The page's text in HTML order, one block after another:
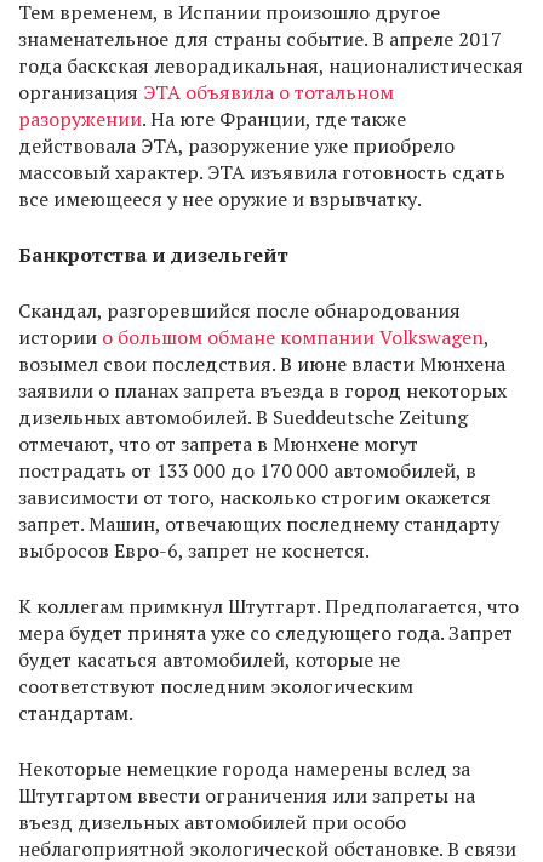
Тем временем, в Испании произошло другое
знаменательное для страны событие. В апреле 2017
года баскская леворадикальная, националистическая
организация ЭТА объявила о тотальном
разоружении. На юге Франции, где также
действовала ЭТА, разоружение уже приобрело
массовый характер. ЭТА изъявила готовность сдать
все имеющееся у нее оружие и взрывчатку.
Банкротства и дизельгейт
Скандал, разгоревшийся после обнародования
истории о большом обмане компании Volkswagen,
возымел свои последствия. В июне власти Мюнхена
заявили о планах запрета въезда в город некоторых
дизельных автомобилей. В Sueddeutsche Zeitung
отмечают, что от запрета в Мюнхене могут
пострадать от 133 000 до 170 000 автомобилей, в
зависимости от того, насколько строгим окажется
запрет. Машин, отвечающих последнему стандарту
выбросов Евро-6, запрет не коснется.
К коллегам примкнул Штутгарт. Предполагается, что
мера будет принята уже со следующего года. Запрет
будет касаться автомобилей, которые не
соответствуют последним экологическим
стандартам.
Некоторые немецкие города намерены вслед за
Штутгартом ввести ограничения или запреты на
въезд дизельных автомобилей при особо
неблагоприятной экологической обстановке. В связи